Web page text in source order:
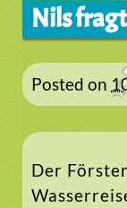
Nils
Posted on
Der